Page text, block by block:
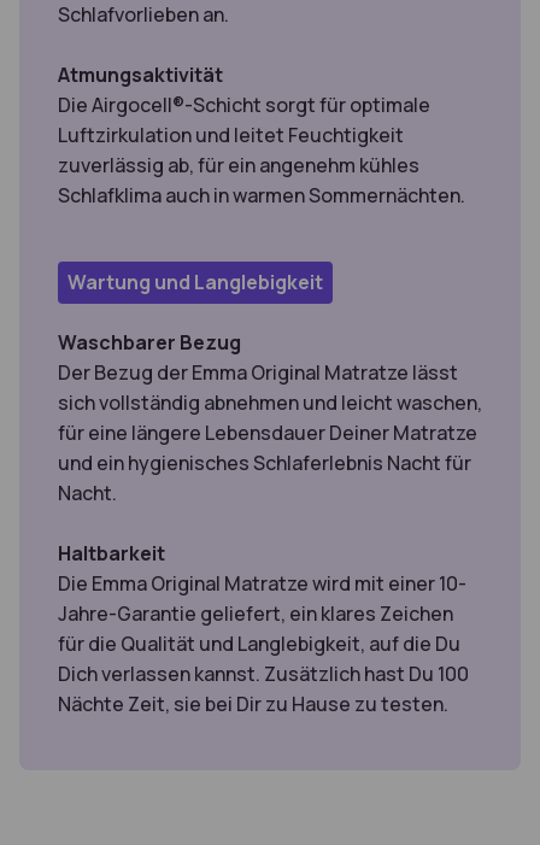
Schlafvorlieben an.
Atmungsaktivität
Die Airgocell®-Schicht sorgt für optimale
Luftzirkulation und leitet Feuchtigkeit
zuverlässig ab, für ein angenehm kühles
Schlafklima auch in warmen Sommernächten.
Wartung und Langlebigkeit
Waschbarer Bezug
Der Bezug der Emma Original Matratze lässt
sich vollständig abnehmen und leicht waschen,
für eine längere Lebensdauer Deiner Matratze
und ein hygienisches Schlaferlebnis Nacht für
Nacht.
Haltbarkeit
Die Emma Original Matratze wird mit einer 10-
Jahre-Garantie geliefert, ein klares Zeichen
für die Qualität und Langlebigkeit, auf die Du
Dich verlassen kannst. Zusätzlich hast Du 100
Nächte Zeit, sie bei Dir zu Hause zu testen.